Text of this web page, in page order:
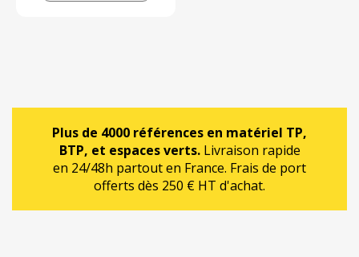
Plus de 4000 références en matériel TP,
BTP, et espaces verts.Livraison rapide
en 24/48h partout en France. Frais de port
offerts dès 250 € HT d'achat.